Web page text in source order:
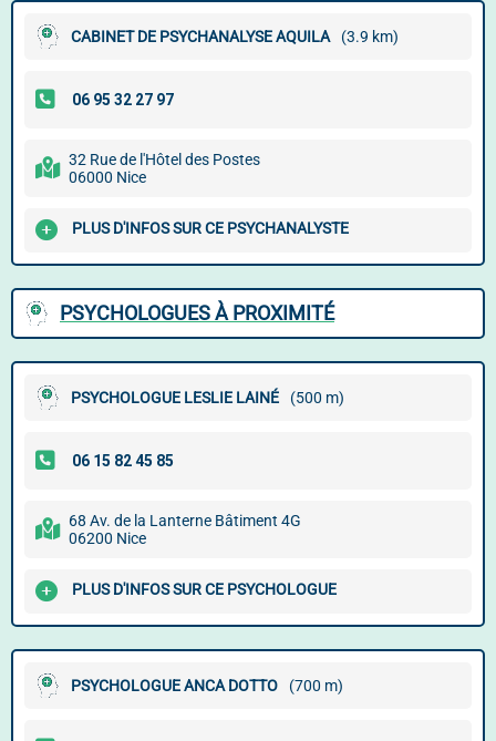
CABINET DE PSYCHANALYSE AQUILA (3.9 km)
32 Rue de l'Hôtel des Postes
06000 Nice
PLUS D'INFOS SUR CE PSYCHANALYSTE
PSYCHOLOGUES À PROXIMITÉ
PSYCHOLOGUE LESLIE LAINÉ (500 m)
68 Av. de la Lanterne Bâtiment 4G
06200 Nice
PLUS D'INFOS SUR CE PSYCHOLOGUE
PSYCHOLOGUE ANCA DOTTO (700 m)